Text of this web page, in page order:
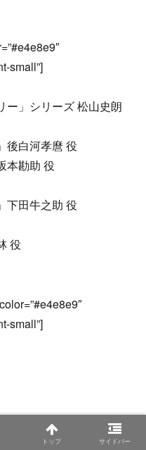
small”]
ー」シリーズ 松山史朗
後白河孝麿 役
本勘助 役
下田牛之助 役
役
small”]
トップ サイドバー